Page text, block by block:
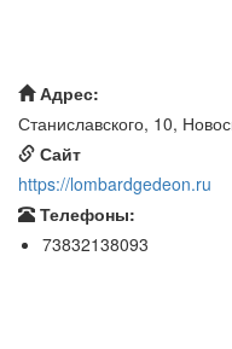
Адрес:
Станиславского, 10,
Сайт
https://lombardgedeon.ru
Телефоны:
73832138093